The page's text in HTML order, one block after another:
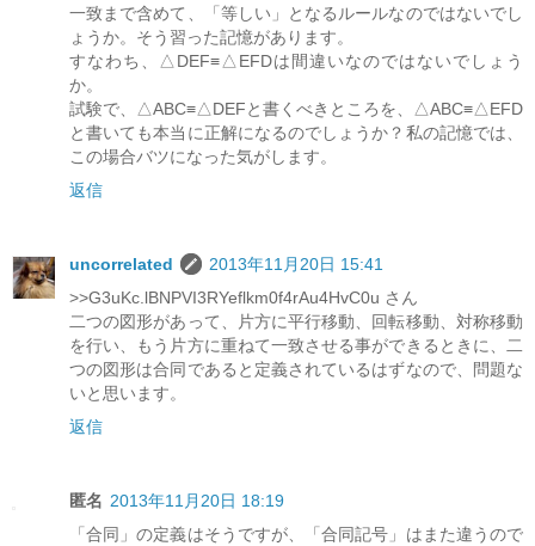
一致まで含めて、「等しい」となるルールなのではないでし
ょうか。そう習った記憶があります。
すなわち、△DEF≡△EFDは間違いなのではないでしょう
か。
試験で、△ABC≡△DEFと書くべきところを、△ABC≡△EFD
と書いても本当に正解になるのでしょうか？私の記憶では、
この場合バツになった気がします。
返信
uncorrelated
2013年11月20日 15:41
>>G3uKc.lBNPVI3RYeflkm0f4rAu4HvC0u さん
二つの図形があって、片方に平行移動、回転移動、対称移動
を行い、もう片方に重ねて一致させる事ができるときに、二
つの図形は合同であると定義されているはずなので、問題な
いと思います。
返信
匿名 2013年11月20日 18:19
「合同」の定義はそうですが、「合同記号」はまた違うので